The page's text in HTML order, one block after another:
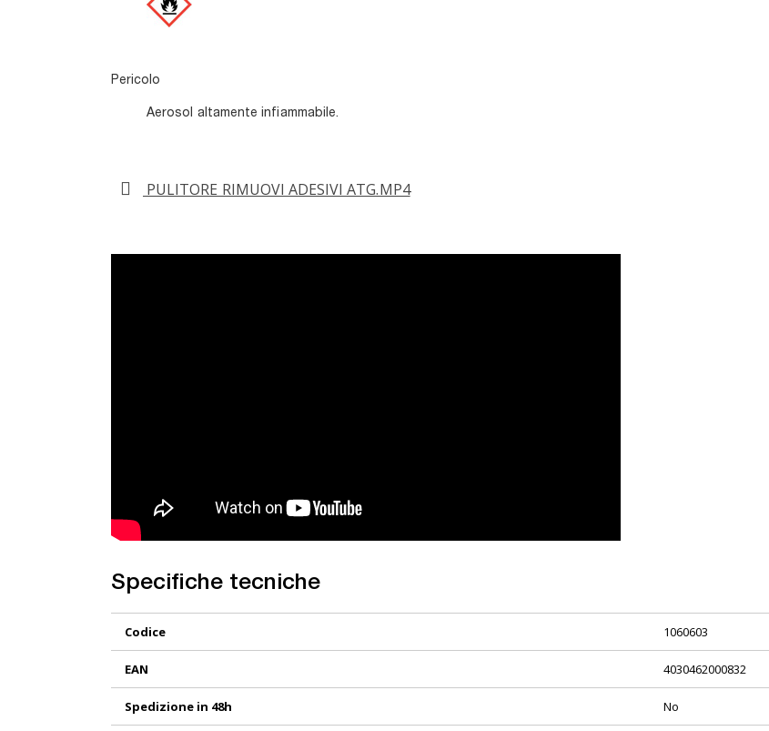
Pericolo
Aerosol altamente infiammabile.
PULITORE RIMUOVI ADESIVI ATG.MP4
Specifiche tecniche
Informazioni
Codice 1060603
EAN 4030462000832
Spedizione in 48h No